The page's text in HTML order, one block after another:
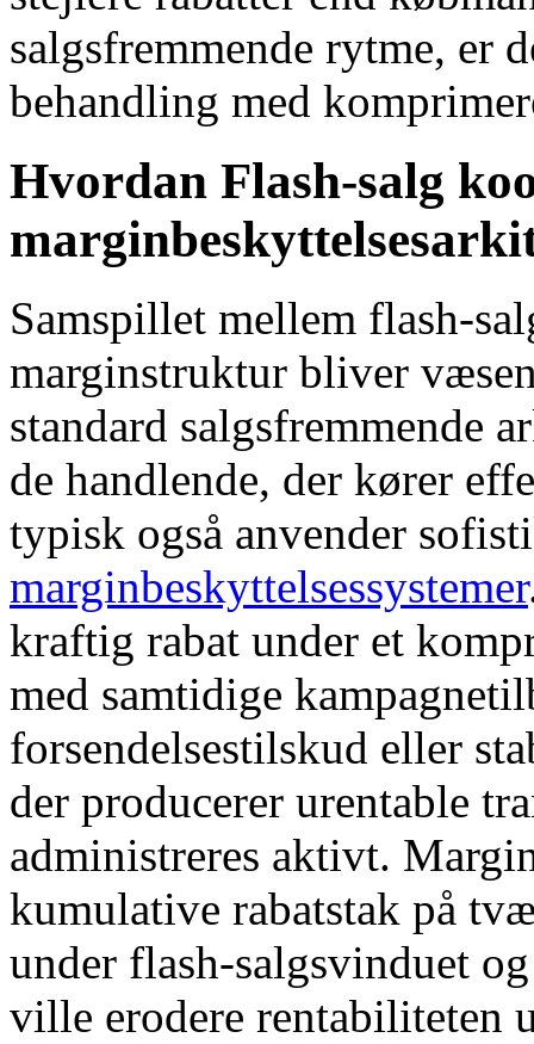
salgsfremmende rytme, er
behandling med
Hvordan Flash-salg
Samspillet mellem flash-
marginstruktur bliver
standard salgsfremmende
de handlende, der kører
typisk også anvender
marginbeskyttelsessystemer
kraftig rabat under et
med samtidige
forsendelsestilskud eller
der producerer urentable
administreres aktivt.
kumulative rabatstak på
under flash-salgsvinduet
ville erodere rentabiliteten